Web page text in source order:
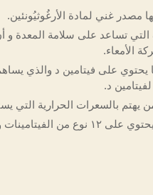
غني لمادة الأرغُوثيُونئين.
التي تساعد على سلامة المعدة
الأمعاء.
يهتم بالسعرات الحرارية التي
من مضادات الأكسدة.